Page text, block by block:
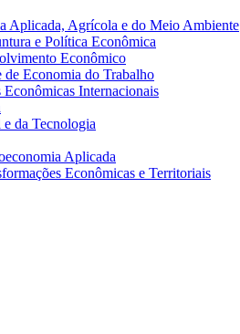
Aplicada, Agrícola e do Meio Ambiente
e Política Econômica
Econômico
Economia do Trabalho
Internacionais
da Tecnologia
Aplicada
Econômicas e Territoriais